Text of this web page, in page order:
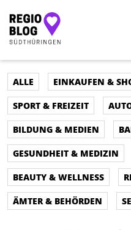
Hauptnavigation
ALLE EINKAUFEN &
SPORT & FREIZEIT
BILDUNG & MEDIEN
GESUNDHEIT & MEDIZIN
BEAUTY & WELLNESS
ÄMTER & BEHÖRDEN